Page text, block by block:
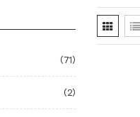
(71)
(2)